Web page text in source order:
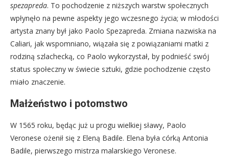
spezapreda. To pochodzenie z niższych warstw społecznych
wpłynęło na pewne aspekty jego wczesnego życia; w młodości
artysta znany był jako Paolo Spezapreda. Zmiana nazwiska na
Caliari, jak wspomniano, wiązała się z powiązaniami matki z
rodziną szlachecką, co Paolo wykorzystał, by podnieść swój
status społeczny w świecie sztuki, gdzie pochodzenie często
miało znaczenie.
Małżeństwo i potomstwo
W 1565 roku, będąc już u progu wielkiej sławy, Paolo
Veronese ożenił się z Eleną Badile. Elena była córką Antonia
Badile, pierwszego mistrza malarskiego Veronese.